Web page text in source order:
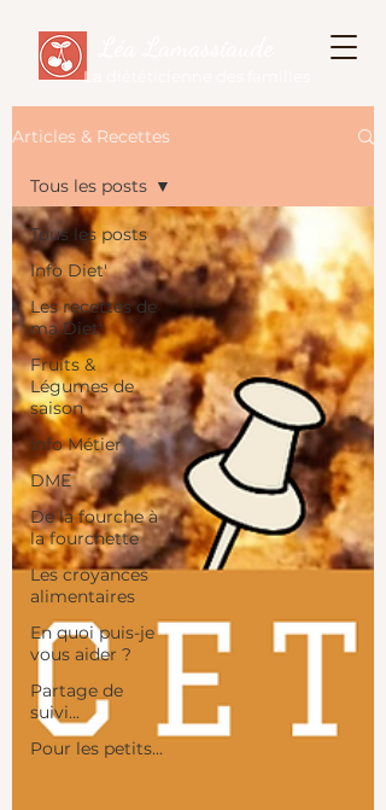
La diététicienne des familles
Articles & Recettes
Tous les posts
Info Diet'
Les recettes de
ma Diet'
Fruits &
Légumes de
saison
Info Métier
DME
De la fourche à
la fourchette
Les croyances
alimentaires
En quoi puis-je
vous aider ?
Partage de
suivi...
Pour les petits...
Tous les posts